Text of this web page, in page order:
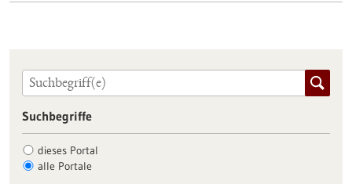
Suchbegriffe
dieses Portal
alle Portale